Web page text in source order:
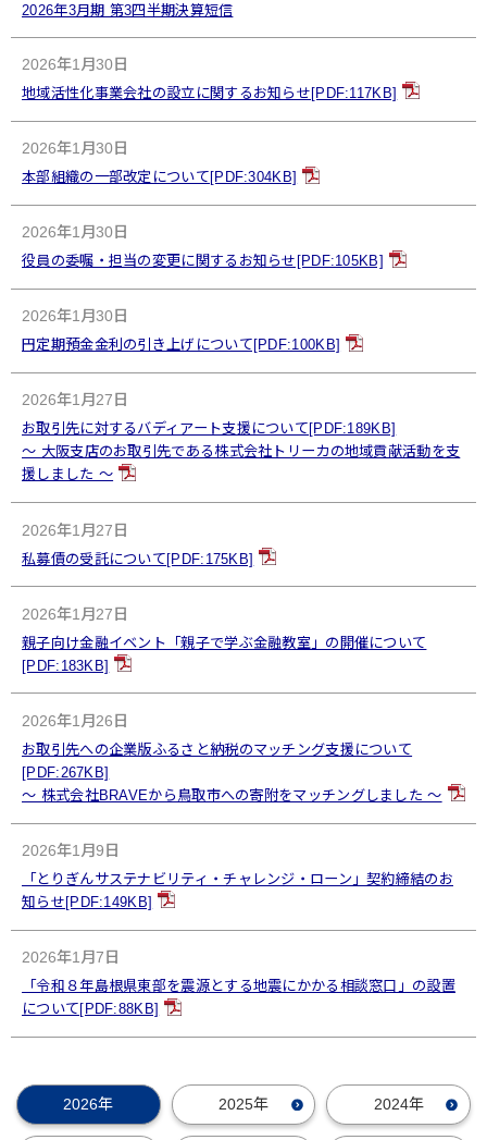
2026年3月期 第3四半期決算短信
2026年1月30日
地域活性化事業会社の設立に関するお知らせ[PDF:117KB]
2026年1月30日
本部組織の一部改定について[PDF:304KB]
2026年1月30日
役員の委嘱・担当の変更に関するお知らせ[PDF:105KB]
2026年1月30日
円定期預金金利の引き上げについて[PDF:100KB]
2026年1月27日
お取引先に対するバディアート支援について[PDF:189KB]
～ 大阪支店のお取引先である株式会社トリーカの地域貢献活動を支
援しました ～
2026年1月27日
私募債の受託について[PDF:175KB]
2026年1月27日
親子向け金融イベント「親子で学ぶ金融教室」の開催について
[PDF:183KB]
2026年1月26日
お取引先への企業版ふるさと納税のマッチング支援について
[PDF:267KB]
～ 株式会社BRAVEから鳥取市への寄附をマッチングしました ～
2026年1月9日
「とりぎんサステナビリティ・チャレンジ・ローン」契約締結のお
知らせ[PDF:149KB]
2026年1月7日
「令和８年島根県東部を震源とする地震にかかる相談窓口」の設置
について[PDF:88KB]
2026年 2025年 2024年